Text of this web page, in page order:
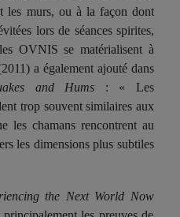
les murs, ou à la façon dont
lors de séances spirites,
OVNIS se matérialisent à
a également ajouté dans
and Hums : « Les
trop souvent similaires aux
les chamans rencontrent au
les dimensions plus subtiles
the Next World Now